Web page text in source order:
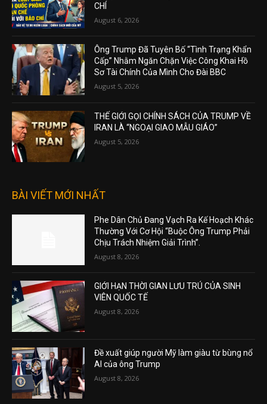
CHÍ
August 6, 2026
Ông Trump Đã Tuyên Bố “Tình Trạng Khẩn
Cấp” Nhằm Ngăn Chặn Việc Công Khai Hồ
Sơ Tài Chính Của Mình Cho Đài BBC
August 5, 2026
THẾ GIỚI GỌI CHÍNH SÁCH CỦA TRUMP VỀ
IRAN LÀ “NGOẠI GIAO MẪU GIÁO”
August 5, 2026
BÀI VIẾT MỚI NHẤT
Phe Dân Chủ Đang Vạch Ra Kế Hoạch Khác
Thường Với Cơ Hội “Buộc Ông Trump Phải
Chịu Trách Nhiệm Giải Trình”.
August 8, 2026
GIỚI HẠN THỜI GIAN LƯU TRÚ CỦA SINH
VIÊN QUỐC TẾ
August 8, 2026
Đề xuất giúp người Mỹ làm giàu từ bùng nổ
AI của ông Trump
August 8, 2026